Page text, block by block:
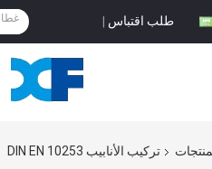
طلب اقتباس |
تركيب الأنابيب DIN EN 10253